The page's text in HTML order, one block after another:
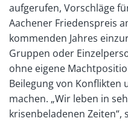
aufgerufen, Vorschläge
Aachener Friedenspreis
kommenden Jahres
Gruppen oder
ohne eigene
Beilegung von Konflikten
machen. „Wir leben in
krisenbeladenen Zeiten“,